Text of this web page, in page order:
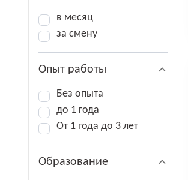
в месяц
за смену
Опыт работы
Без опыта
до 1 года
От 1 года до 3 лет
Образование